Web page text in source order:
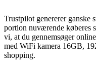
Trustpilot genererer ganske
portion nuværende køberes
vi, at du gennemsøger
med WiFi kamera 16GB,
shopping.